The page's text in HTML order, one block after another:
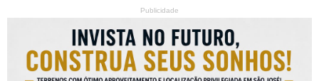
Publicidade